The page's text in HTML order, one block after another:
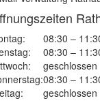
08:30 –
08:30 –
geschlossen
08:30 –
geschlossen